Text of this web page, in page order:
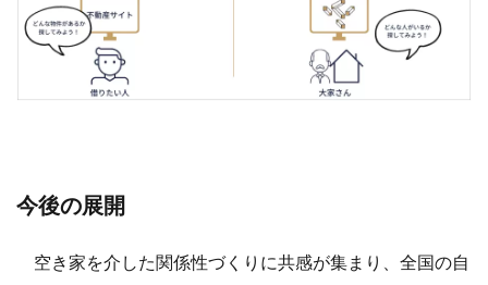
今後の展開
空き家を介した関係性づくりに共感が集まり、全国の自